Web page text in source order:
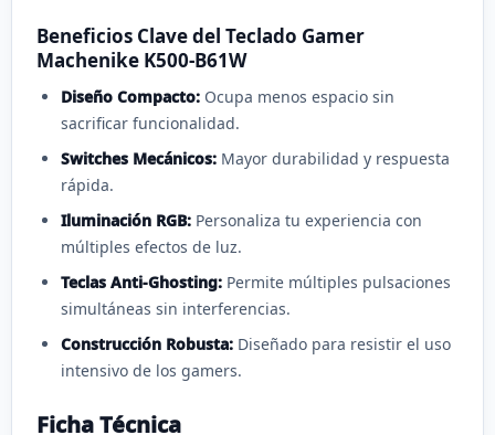
Beneficios Clave del Teclado Gamer
Machenike K500-B61W
Diseño Compacto: Ocupa menos espacio sin
sacrificar funcionalidad.
Switches Mecánicos: Mayor durabilidad y respuesta
rápida.
Iluminación RGB: Personaliza tu experiencia con
múltiples efectos de luz.
Teclas Anti-Ghosting: Permite múltiples pulsaciones
simultáneas sin interferencias.
Construcción Robusta: Diseñado para resistir el uso
intensivo de los gamers.
Ficha Técnica